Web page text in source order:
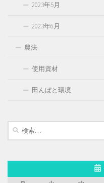
2023年5月
2023年6月
農法
使用資材
田んぼと環境
検